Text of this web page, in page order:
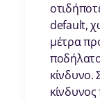
default,
μέτρα
κίνδυνο.